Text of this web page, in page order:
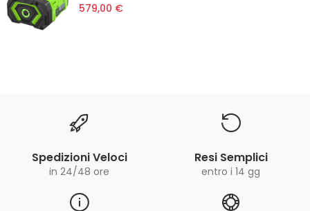
579,00 €
Spedizioni Veloci
in 24/48 ore
Resi Semplici
entro i 14 gg